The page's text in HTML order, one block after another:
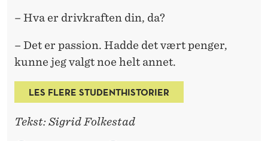
– Hva er drivkraften din, da?
– Det er passion. Hadde det vært penger,
kunne jeg valgt noe helt annet.
LES FLERE STUDENTHISTORIER
Tekst: Sigrid Folkestad